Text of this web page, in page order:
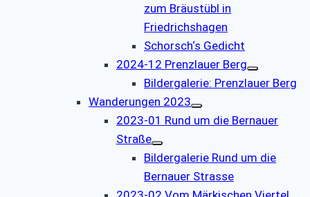
zum Bräustübl in
Friedrichshagen
Schorsch‘s Gedicht
2024-12 Prenzlauer Berg
Bildergalerie: Prenzlauer Berg
Wanderungen 2023
2023-01 Rund um die Bernauer
Straße
Bildergalerie Rund um die
Bernauer Strasse